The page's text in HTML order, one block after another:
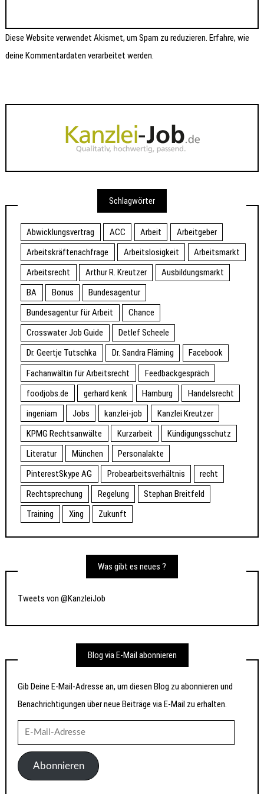
Diese Website verwendet Akismet, um Spam zu reduzieren.Erfahre, wie
deine Kommentardaten verarbeitet werden.
Schlagwörter
Abwicklungsvertrag ACC Arbeit
Arbeitgeber
Arbeitskräftenachfrage
Arbeitslosigkeit
Arbeitsmarkt
Arbeitsrecht
Arthur R. Kreutzer
Ausbildungsmarkt
BA
Bonus
Bundesagentur
Bundesagentur für Arbeit
Chance
Crosswater Job Guide
Detlef Scheele
Dr. Geertje Tutschka
Dr. Sandra Fläming
Facebook
Fachanwältin für Arbeitsrecht
Feedbackgespräch
foodjobs.de
gerhard kenk Hamburg
Handelsrecht
ingeniam
Jobs kanzlei-job
Kanzlei Kreutzer
KPMG Rechtsanwälte
Kurzarbeit
Kündigungsschutz
Literatur
München
Personalakte
PinterestSkype AG
Probearbeitsverhältnis
recht
Rechtsprechung
Regelung
Stephan Breitfeld
Training
Xing Zukunft
Was gibt es neues ?
Tweets von @KanzleiJob
Blog via E-Mail abonnieren
Gib Deine E-Mail-Adresse an, um diesen Blog zu abonnieren und
Benachrichtigungen über neue Beiträge via E-Mail zu erhalten.
Mail-
AdresseAbonnieren